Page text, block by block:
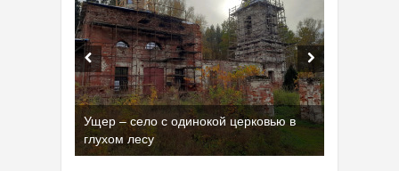
Ущер – село с одинокой церковью в
глухом лесу